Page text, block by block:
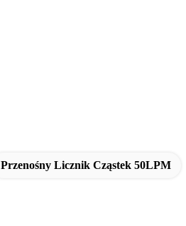
Przenośny Licznik Cząstek 50LPM